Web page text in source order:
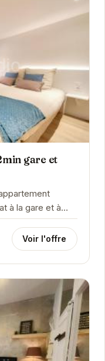
gare et
à la gare et à
d'affaires...
Voir l'offre